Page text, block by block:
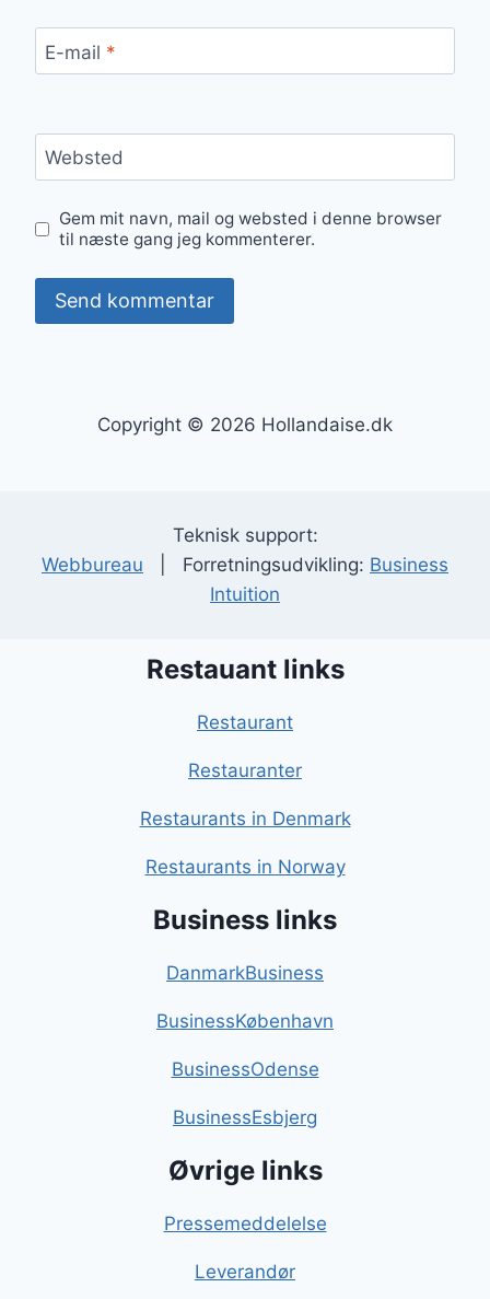
E-mail *
Websted
Gem mit navn, mail og websted i denne browser
til næste gang jeg kommenterer.
Copyright © 2026 Hollandaise.dk
Teknisk support:
Webbureau | Forretningsudvikling: Business
Intuition
Restauant links
Restaurant
Restauranter
Restaurants in Denmark
Restaurants in Norway
Business links
DanmarkBusiness
BusinessKøbenhavn
BusinessOdense
BusinessEsbjerg
Øvrige links
Pressemeddelelse
Leverandør